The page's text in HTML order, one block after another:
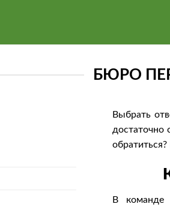
БЮРО
Выбрать
достаточно
В команде